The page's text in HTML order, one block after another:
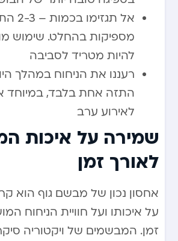
אל
מספיקות בהחלט. שימוש
להיות מטריד לסביבה
רעננו את הניחוח במהלך
התזה אחת בלבד, במיוחד
לאירוע ערב
שמירה על איכות
לאורך זמן
אחסון נכון של מבשם גוף הוא
על איכותו ועל חוויית הניחוח
זמן. המבשמים של ויקטוריה